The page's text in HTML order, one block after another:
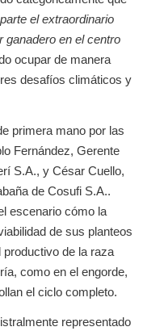
el extraordinario
ganadero en el centro
ocupar de manera
desafíos climáticos y
primera mano por las
Fernández, Gerente
S.A., y César Cuello,
de Cosufi S.A..
escenario cómo la
de sus planteos
de la raza
como en el engorde,
el ciclo completo.
representado